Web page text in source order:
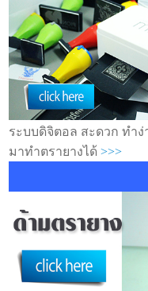
ระบบดิจิตอล สะดวก ทำ
มาทำตรายางได้>>>